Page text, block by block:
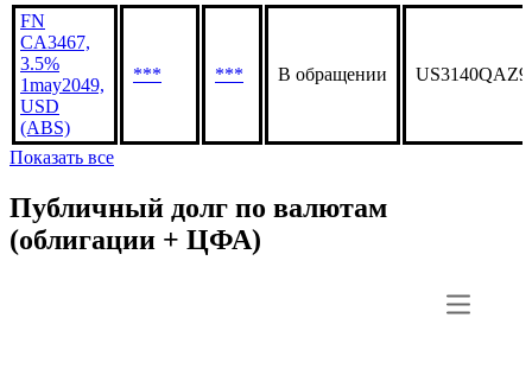
FN
CA3467,
3.5%
1may2049,
USD
(ABS)
*** *** В обращении
Показать все
Публичный долг по валютам
(облигации + ЦФА)